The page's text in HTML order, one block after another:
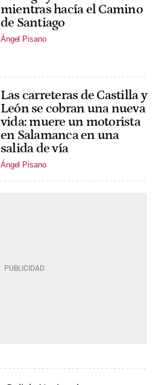
mientras hacía el Camino
de Santiago
Ángel Pisano
Las carreteras de Castilla y
León se cobran una nueva
vida: muere un motorista
en Salamanca en una
salida de vía
Ángel Pisano